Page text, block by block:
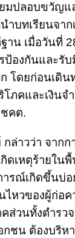
ยมปลอบขวัญแ
ำบทเรียนจา
าน เมื่อวันที่
ป้องกันและรั
โดยก่อนเดิน
โภคและเงิน
ชคต.
ล่าวว่า จาก
กิดเหตุร้ายใน
ารณ์เกิดขึ้นบ่
ไหวของผู้ก่อ
ส่วนทั้งตำรว
กชน ต้องบริห